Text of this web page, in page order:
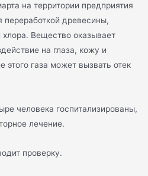
на территории предприятия
переработкой древесины,
Вещество оказывает
на глаза, кожу и
этого газа может вызвать отек
человека госпитализированы,
лечение.
проверку.